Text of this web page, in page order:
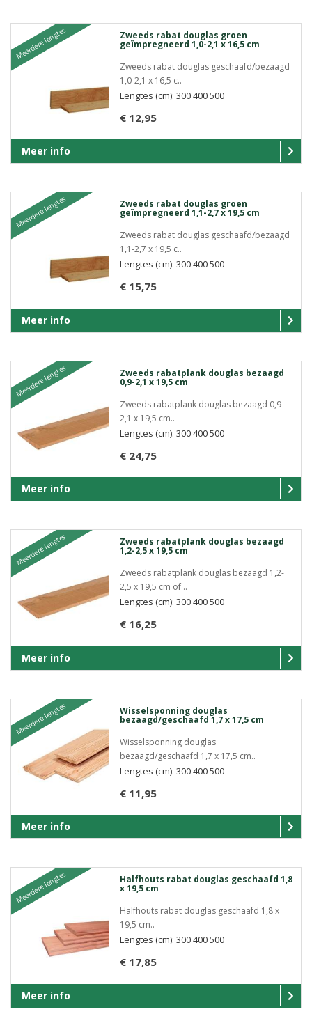
Meerdere lengtes Zweeds rabat douglas groen
geïmpregneerd 1,0-2,1 x 16,5 cm
Zweeds rabat douglas geschaafd/bezaagd
1,0-2,1 x 16,5 c..
€ 12,95
Lengtes (cm): 300 400 500
Meer info
Meerdere lengtes Zweeds rabat douglas groen
geïmpregneerd 1,1-2,7 x 19,5 cm
Zweeds rabat douglas geschaafd/bezaagd
1,1-2,7 x 19,5 c..
€ 15,75
Lengtes (cm): 300 400 500
Meer info
Meerdere lengtes Zweeds rabatplank douglas bezaagd
0,9-2,1 x 19,5 cm
Zweeds rabatplank douglas bezaagd 0,9-
2,1 x 19,5 cm..
€ 24,75
Lengtes (cm): 300 400 500
Meer info
Meerdere lengtes Zweeds rabatplank douglas bezaagd
1,2-2,5 x 19,5 cm
Zweeds rabatplank douglas bezaagd 1,2-
2,5 x 19,5 cm of ..
€ 16,25
Lengtes (cm): 300 400 500
Meer info
Meerdere lengtes Wisselsponning douglas
bezaagd/geschaafd 1,7 x 17,5 cm
Wisselsponning douglas
bezaagd/geschaafd 1,7 x 17,5 cm..
€ 11,95
Lengtes (cm): 300 400 500
Meer info
Meerdere lengtes Halfhouts rabat douglas geschaafd 1,8
x 19,5 cm
Halfhouts rabat douglas geschaafd 1,8 x
19,5 cm..
€ 17,85
Lengtes (cm): 300 400 500
Meer info